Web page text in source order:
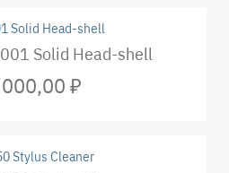
Solid Head-shell
₽